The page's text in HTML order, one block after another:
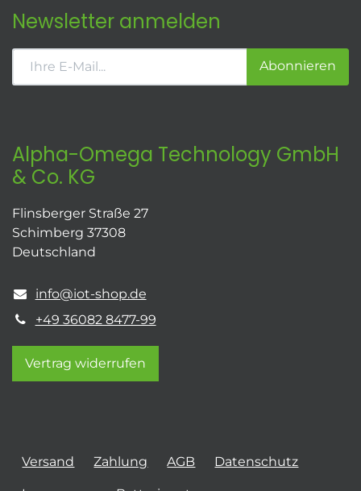
Newsletter anmelden
Abonnieren
Alpha-Omega Technology GmbH
& Co. KG
Flinsberger Straße 27
Schimberg 37308
Deutschland
info@iot-shop.de
+49 36082 8477-99
Vertrag widerrufen
Versand Zahlung AGB Datenschutz